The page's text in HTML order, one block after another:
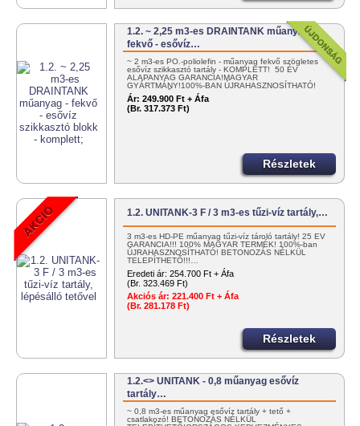
1.2. ~ 2,25 m3-es DRAINTANK műanyag -
fekvő - esővíz…
~ 2 m3-es PO.-poliolefin - műanyag fekvő szögletes
esővíz szikkasztó tartály - KOMPLETT! 50 ÉV
ALAPANYAG GARANCIA!MAGYAR
GYÁRTMÁNY!100%-BAN ÚJRAHASZNOSÍTHATÓ!
EGYSZERŰEN…
Ár: 249.900 Ft + Áfa
(Br. 317.373 Ft)
Részletek
1.2. UNITANK-3 F / 3 m3-es tűzi-víz tartály,…
3 m3-es HD-PE műanyag tűzi-víz tároló tartály! 25 ÉV
GARANCIA!!! 100% MAGYAR TERMÉK! 100%-ban
ÚJRAHASZNOSÍTHATÓ! BETONOZÁS NÉLKÜL
TELEPÍTHETŐ!!!…
Eredeti ár: 254.700 Ft + Áfa
(Br. 323.469 Ft)
Akciós ár: 221.400 Ft + Áfa
(Br. 281.178 Ft)
Részletek
1.2.<> UNITANK - 0,8 műanyag esővíz
tartály…
~ 0,8 m3-es műanyag esővíz tartály + tető +
csatlakozó! BETONOZÁS NÉLKÜL